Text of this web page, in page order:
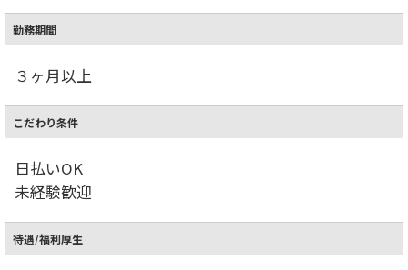
勤務期間
３ヶ月以上
こだわり条件
日払いOK
未経験歓迎
待遇/福利厚生